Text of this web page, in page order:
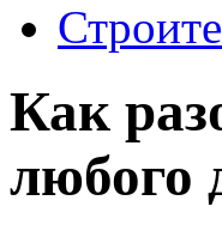
Как
любого